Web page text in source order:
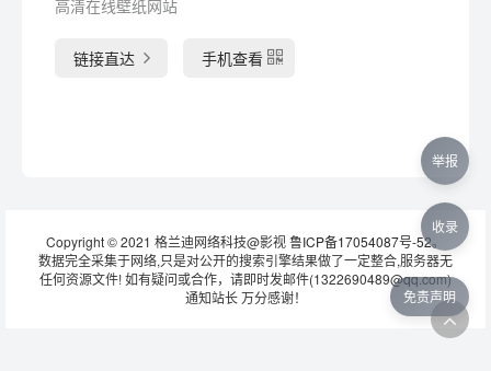
高清在线壁纸网站
链接直达 手机查看
Copyright © 2021 格兰迪网络科技@影视鲁ICP备17054087号-52。
数据完全采集于网络,只是对公开的搜索引擎结果做了一定整合,服务器无
任何资源文件! 如有疑问或合作，请即时发邮件(1322690489@qq.com)
通知站长 万分感谢！
免责声明
举报
收录